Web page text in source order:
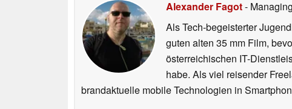
Alexander Fagot-
Als Tech-begeisterter
guten alten 35 mm Film,
österreichischen IT-
habe. Als viel reisender
brandaktuelle mobile Technologien in